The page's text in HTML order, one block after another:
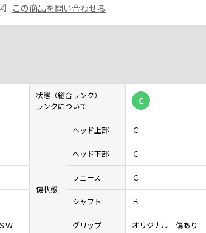
この商品を問い合わせる
状態（総合ランク）
ランクについて
C
傷状態
ヘッド上部 Ｃ
ヘッド下部 Ｃ
フェース Ｃ
シャフト Ｂ
Ｗ グリップ オリジナル 傷あり